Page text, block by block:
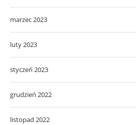
marzec 2023
luty 2023
styczeń 2023
grudzień 2022
listopad 2022